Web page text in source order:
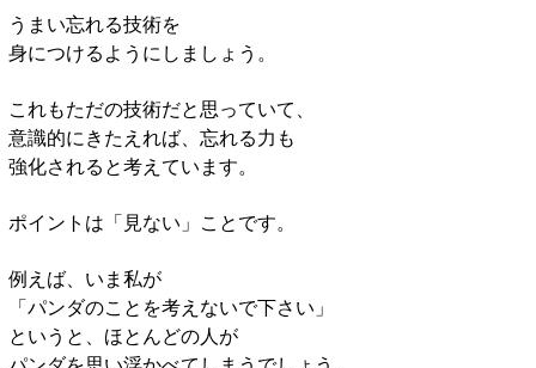
うまい忘れる技術を
身につけるようにしましょう。
これもただの技術だと思っていて、
意識的にきたえれば、忘れる力も
強化されると考えています。
ポイントは「見ない」ことです。
例えば、いま私が
「パンダのことを考えないで下さい」
というと、ほとんどの人が